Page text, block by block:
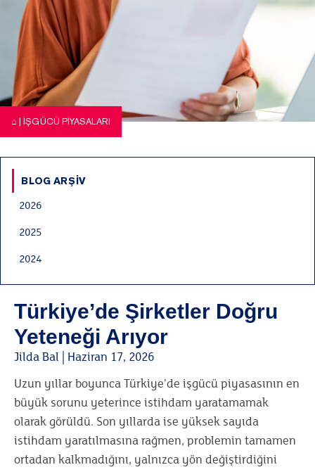
⌂ | İŞGÜCÜ PIYASALARI
BLOG ARŞIV
2026
2025
2024
Türkiye’de Şirketler Doğru
Yeteneği Arıyor
Jilda Bal
Haziran 17, 2026
Uzun yıllar boyunca Türkiye’de işgücü piyasasının en
büyük sorunu yeterince istihdam yaratamamak
olarak görüldü. Son yıllarda ise yüksek sayıda
istihdam yaratılmasına rağmen, problemin tamamen
ortadan kalkmadığını, yalnızca yön değiştirdiğini